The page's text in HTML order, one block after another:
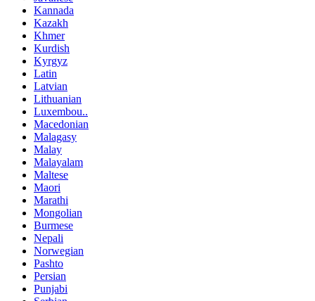
Kannada
Kazakh
Khmer
Kurdish
Kyrgyz
Latin
Latvian
Lithuanian
Luxembou..
Macedonian
Malagasy
Malay
Malayalam
Maltese
Maori
Marathi
Mongolian
Burmese
Nepali
Norwegian
Pashto
Persian
Punjabi